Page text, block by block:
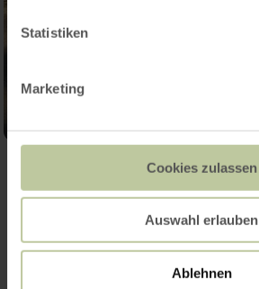
Statistiken
Marketing
Cookies zulassen
Auswahl erlauben
Ablehnen
Galerie öffnen
Kontakt